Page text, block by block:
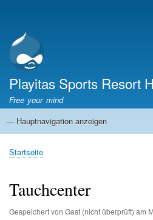
Playitas Sports Resort
Free your mind
Hauptnavigation
— Hauptnavigation anzeigen
SPORT
SPORTANLAGEN
GROUP WORKOUTS
UNTERKUNFT
GASTRONOMIE
FAMILIE
NACHHALTIGKEIT
MICE
SERVICES
ÜBER UNS
Pfadnavigation
Startseite
Tauchcenter
Gespeichert von Gast (nicht überprüft) am